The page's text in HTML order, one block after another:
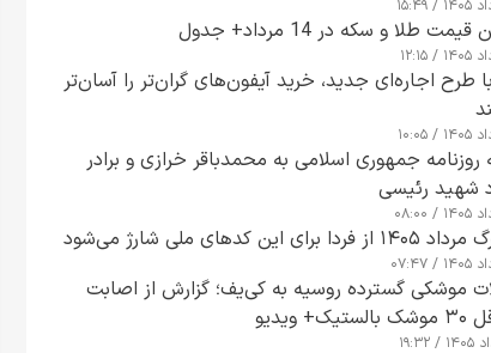
طلا و سکه در 14 مرداد+ جدول
طرح اجاره‌ای جدید، خرید آیفون‌های گران‌تر را آسان‌تر
روزنامه جمهوری اسلامی به محمدباقر خرازی و برادر
شهید رئیسی
برای این کدهای ملی شارژ می‌شود
موشکی گسترده روسیه به کی‌یف؛ گزارش از اصابت
ویدیو